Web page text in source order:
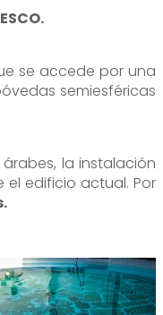
se accede por una
semiesféricas
la instalación
el edificio actual. Por